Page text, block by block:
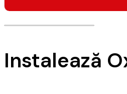
Instalează